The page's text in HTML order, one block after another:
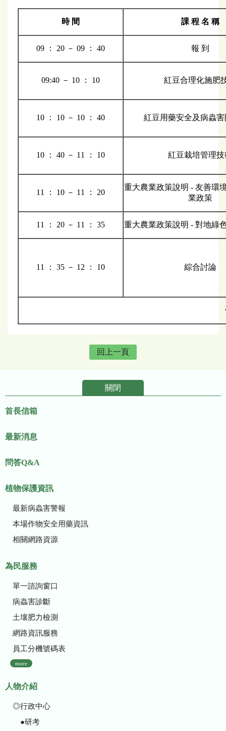
時 間 課 程 名 稱
09 ： 20 － 09 ： 40 報 到
09:40 － 10 ： 10 紅豆合理化施肥
10 ： 10 － 10 ： 40 紅豆用藥安全及病蟲
10 ： 40 － 11 ： 10 紅豆栽培管理技
11 ： 10 － 11 ： 20
重大農業政策說明 - 友善環
業政策
11 ： 20 － 11 ： 35 重大農業政策說明 - 對地綠
11 ： 35 － 12 ： 10 綜合討論
回上一頁
關閉
首長信箱
最新消息
問答Q&A
植物保護資訊
最新病蟲害警報
本場作物安全用藥資訊
相關網路資源
為民服務
單一諮詢窗口
病蟲害診斷
土壤肥力檢測
網路資訊服務
員工分機號碼表
more
人物介紹
◎行政中心
●研考